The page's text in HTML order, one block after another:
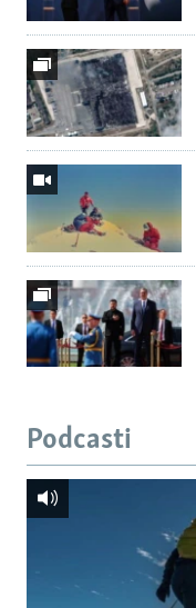
Podcasti